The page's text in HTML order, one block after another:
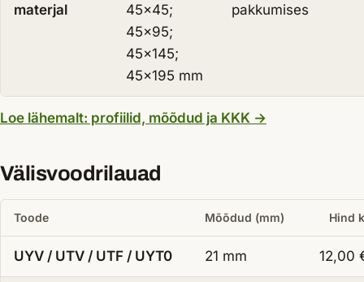
materjal
45×45;
45×95;
45×145;
45×195 mm
pakkumises
Loe lähemalt: profiilid, mõõdud ja KKK — Ehituslauad
→
Välisvoodrilauad
Toode Mõõdud (mm) Hind
UYV / UTV / UTF / UYT0 21 mm 12,00